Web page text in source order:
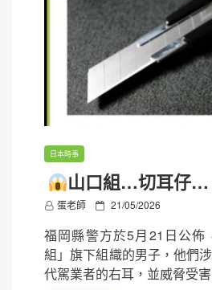
日本時事
山口組…切耳仔…
蛋老師
P
s
t
e
21/05/2026
福岡縣警方於5月21日公佈
組」旗下組織的男子，他們
代駕業者的右耳，並威脅受